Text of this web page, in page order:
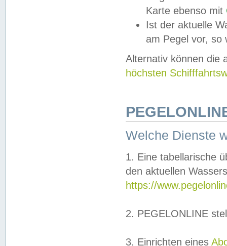
Karte ebenso mit
Ist der aktuelle
am Pegel vor,
Alternativ können die
höchsten
Welche Dienste
1. Eine tabellarische
den aktuellen
https://
2. PEGELONLINE
3. Einrichten eines